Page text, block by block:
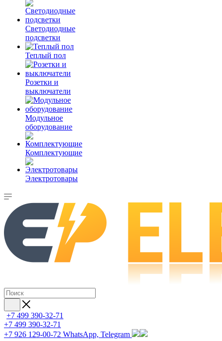
Светодиодные
подсветки
Теплый пол
Розетки и
выключатели
Модульное
оборудование
Комплектующие
Электротовары
+7 499 390-32-71
+7 499 390-32-71
+7 926 129-00-72 WhatsApp, Telegram